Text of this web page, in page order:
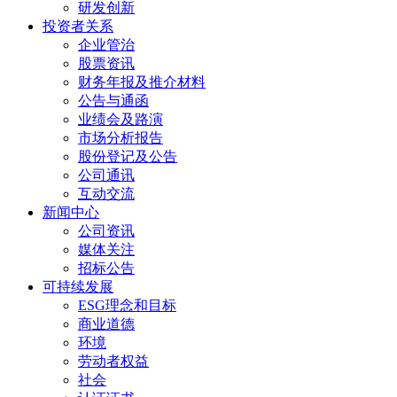
研发创新
投资者关系
企业管治
股票资讯
财务年报及推介材料
公告与通函
业绩会及路演
市场分析报告
股份登记及公告
公司通讯
互动交流
新闻中心
公司资讯
媒体关注
招标公告
可持续发展
ESG理念和目标
商业道德
环境
劳动者权益
社会